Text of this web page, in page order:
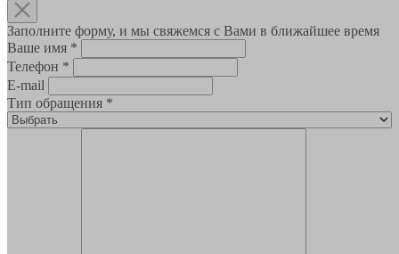
Заполните форму, и мы свяжемся с Вами в ближайшее время
Ваше имя *
Телефон *
E-mail
Тип обращения *